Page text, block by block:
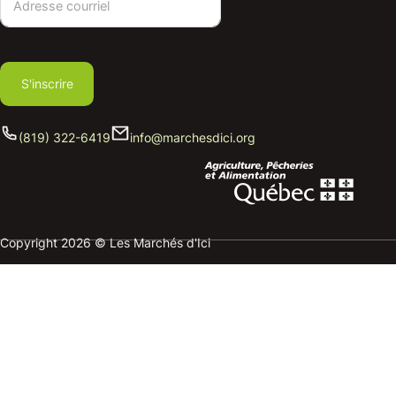
S'inscrire
(819) 322-6419 info@marchesdici.org
Copyright 2026 © Les Marchés d'Ici